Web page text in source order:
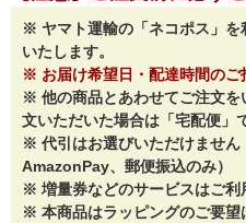
※ ヤマト運輸の「ネコポス」を
いたします。
※ お届け希望日・配達時間のご
※ 他の商品とあわせてご注文を
文いただいた場合は「宅配便」
※ 代引はお選びいただけません
AmazonPay、郵便振込のみ）
※ 増量券などのサービスはご利
※ 本商品はラッピングのご要望